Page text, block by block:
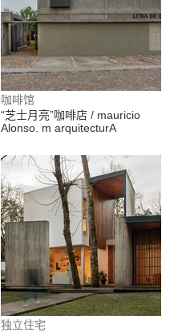
咖啡馆
“芝士月亮”咖啡店 / mauricio
Alonso. m arquitecturA
独立住宅